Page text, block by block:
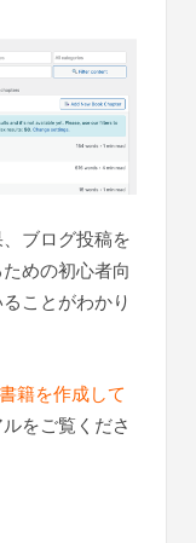
ブログ投稿を
めの初心者向
ことがわかり
籍を作成して
をご覧くださ